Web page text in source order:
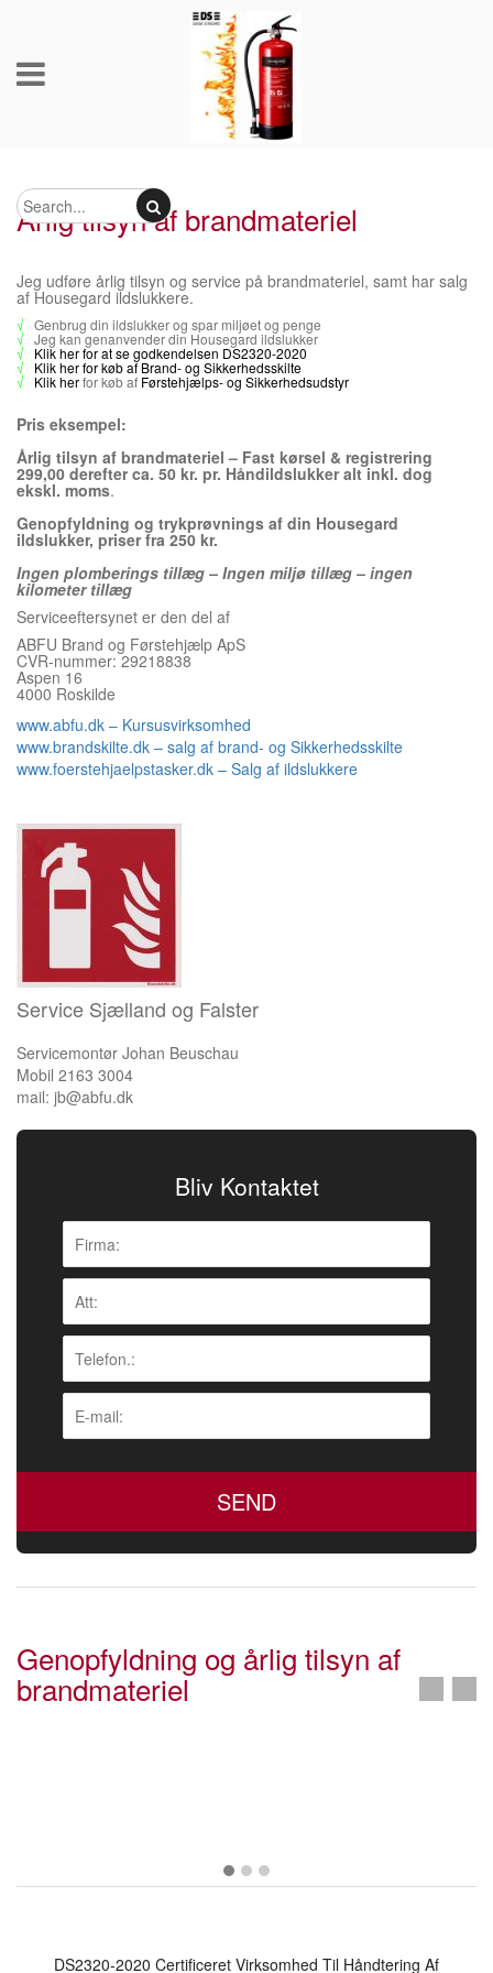
Årlig tilsyn af brandmateriel
Jeg udføre årlig tilsyn og service på brandmateriel, samt har salg
af Housegard ildslukkere.
√ Genbrug din ildslukker og spar miljøet og penge
√ Jeg kan genanvender din Housegard ildslukker
√ Klik herfor at se godkendelsen DS2320-2020
√ Klik herfor køb afBrand- og Sikkerhedsskilte
√ Klik herfor køb af Førstehjælps- og Sikkerhedsudstyr
Pris eksempel:
Årlig tilsyn af brandmateriel – Fast kørsel & registrering
299,00 derefter ca. 50 kr. pr. Håndildslukker alt inkl. dog
ekskl. moms.
Genopfyldning og trykprøvnings af din Housegard
ildslukker, priser fra 250 kr.
Ingen plomberings tillæg – Ingen miljø tillæg – ingen
kilometer tillæg
Serviceeftersynet er den del af
ABFU Brand og Førstehjælp ApS
CVR-nummer: 29218838
Aspen 16
4000 Roskilde
www.abfu.dk – Kursusvirksomhed
www.brandskilte.dk – salg af brand- og Sikkerhedsskilte
www.foerstehjaelpstasker.dk – Salg af ildslukkere
Service Sjælland og Falster
Servicemontør Johan Beuschau
Mobil 2163 3004
mail: jb@abfu.dk
Bliv Kontaktet
Genopfyldning og årlig tilsyn af
brandmateriel
DS2320-2020 Certificeret Virksomhed Til Håndtering Af